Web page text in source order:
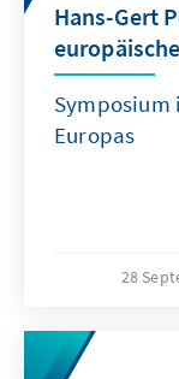
Hans-Gert
Symposium
Europas
28